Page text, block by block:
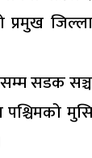
जिल्ला
सडक